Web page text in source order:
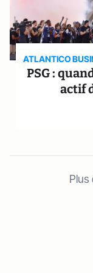
ATLANTICO
PSG :
actif
Plus